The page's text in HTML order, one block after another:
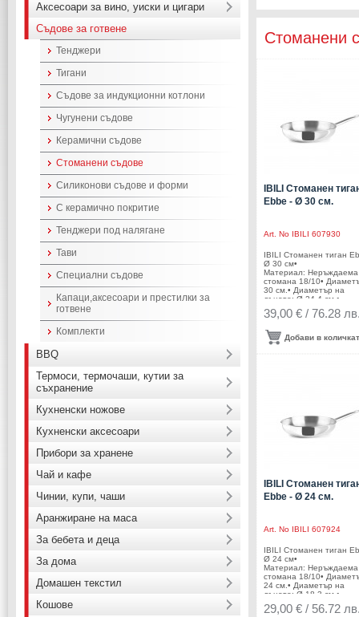
Стоманени
IBILI Стоманен
Ebbe - Ø 30 см.
Art. No IBILI 607930
IBILI Стоманен тиган
Ø 30 см•
Материал: Неръждаема
стомана 18/10•
30 см.• Диаметър на
дъното: Ø 24,4 см.•
Височина: 5,5 см.•
Тегло: 1,300 кг.• Цвят:
покритие• Подходящ за
фурна• Подходящ за
39,00 € / 76.28
Добави в
IBILI Стоманен
Ebbe - Ø 24 см.
Art. No IBILI 607924
IBILI Стоманен тиган
Ø 24 см•
Материал: Неръждаема
стомана 18/10•
24 см.• Диаметър на
дъното: Ø 18,3 см.•
Височина: 5 см.•
Тегло: 0,840 кг.• Цвят:
29,00 € / 56.72
Аксесоари за вино, уиски и цигари
Съдове за готвене
Тенджери
Тигани
Съдове за индукционни котлони
Чугунени съдове
Керамични съдове
Стоманени съдове
Силиконови съдове и форми
С керамично покритие
Тенджери под налягане
Тави
Специални съдове
Капаци,аксесоари и престилки за
готвене
Комплекти
BBQ
Термоси, термочаши, кутии за
съхранение
Кухненски ножове
Кухненски аксесоари
Прибори за хранене
Чай и кафе
Чинии, купи, чаши
Аранжиране на маса
За бебета и деца
За дома
Домашен текстил
Кошове